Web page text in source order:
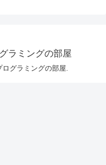
ラミングの部屋
グラミングの部屋.